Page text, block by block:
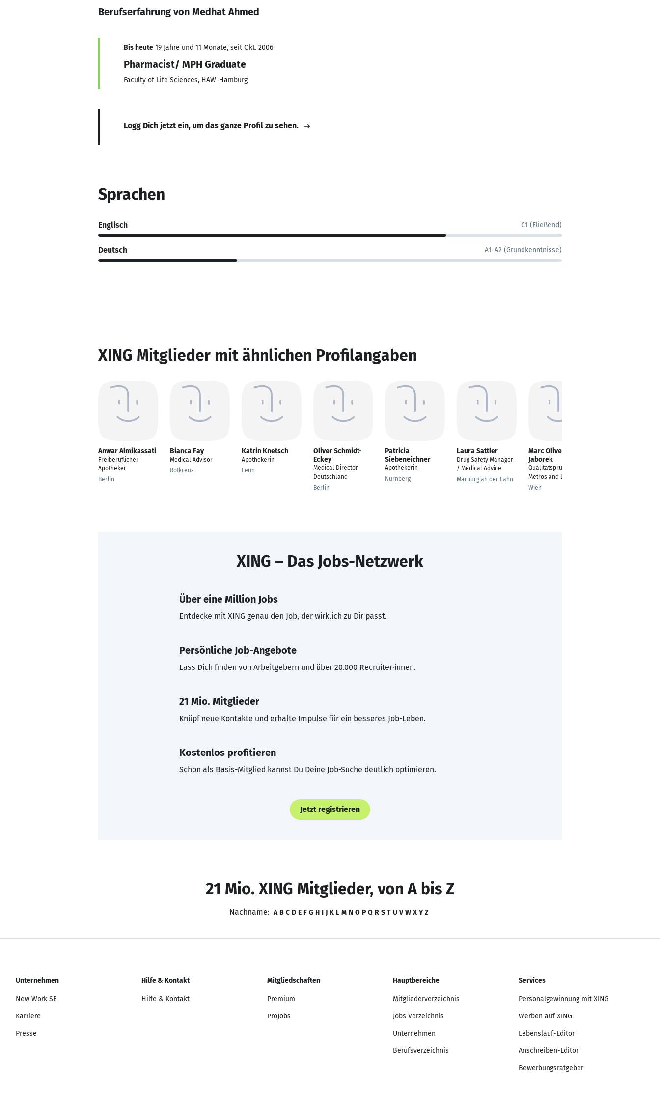
Berufserfahrung von Medhat Ahmed
Bis heute 19 Jahre und 11 Monate, seit Okt. 2006
Pharmacist/ MPH Graduate
Faculty of Life Sciences, HAW-Hamburg
Logg Dich jetzt ein, um das ganze Profil zu sehen.
Sprachen
Englisch C1 (Fließend)
Deutsch A1-A2 (Grundkenntnisse)
XING Mitglieder mit ähnlichen Profilangaben
Anwar Almikassati
Freiberuflicher
Apotheker
Berlin
Bianca Fay
Medical Advisor
Rotkreuz
Katrin Knetsch
Apothekerin
Leun
Oliver Schmidt-
Eckey
Medical Director
Deutschland
Berlin
Patricia
Siebeneichner
Apothekerin
Nürnberg
Laura Sattler
Drug Safety Manager
/ Medical Advice
Marburg an der Lahn
Marc Oliver
Jaborek
Qualitätsprüfer /
Metros and Light Rail
Wien
XING – Das Jobs-Netzwerk
Über eine Million Jobs
Entdecke mit XING genau den Job, der wirklich zu Dir passt.
Persönliche Job-Angebote
Lass Dich finden von Arbeitgebern und über 20.000 Recruiter·innen.
21 Mio. Mitglieder
Knüpf neue Kontakte und erhalte Impulse für ein besseres Job-Leben.
Kostenlos profitieren
Schon als Basis-Mitglied kannst Du Deine Job-Suche deutlich optimieren.
Jetzt registrieren
21 Mio. XING Mitglieder, von A bis Z
Nachname: A B C D E F G H I J K L M N O P Q R S T U V W X Y Z
Unternehmen
New Work SE
Karriere
Presse
Hilfe & Kontakt
Hilfe & Kontakt
Mitgliedschaften
Premium
ProJobs
Hauptbereiche
Mitgliederverzeichnis
Jobs Verzeichnis
Unternehmen
Berufsverzeichnis
Services
Personalgewinnung mit XING
Werben auf XING
Lebenslauf-Editor
Anschreiben-Editor
Bewerbungsratgeber